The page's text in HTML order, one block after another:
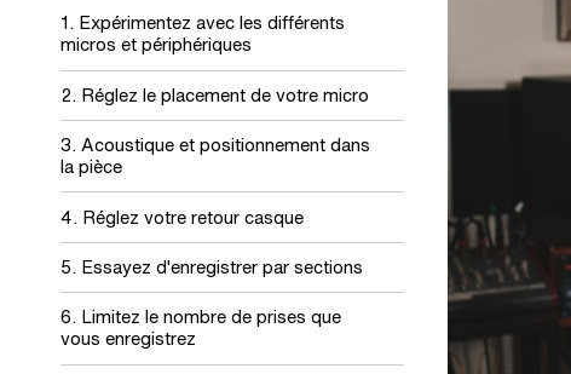
1. Expérimentez avec les différents
micros et périphériques
2. Réglez le placement de votre micro
3. Acoustique et positionnement dans
la pièce
4. Réglez votre retour casque
5. Essayez d'enregistrer par sections
6. Limitez le nombre de prises que
vous enregistrez